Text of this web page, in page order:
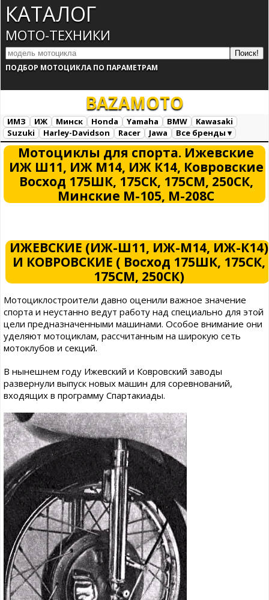
КАТАЛОГ
МОТО-ТЕХНИКИ
ПОДБОР МОТОЦИКЛА ПО ПАРАМЕТРАМ
BAZAMOTO
ИМЗ ИЖ Минск Honda Yamaha BMW
Kawasaki
Suzuki
Harley-Davidson Racer Jawa
Все бренды ▾
Все марки
Загрузка...
Мотоциклы для спорта. Ижевские
ИЖ Ш11, ИЖ М14, ИЖ К14, Ковровские
Восход 175ШК, 175СК, 175СМ, 250СК,
Минские М-105, М-208С
ИЖЕВСКИЕ (ИЖ-Ш11, ИЖ-М14, ИЖ-К14)
И КОВРОВСКИЕ ( Восход 175ШК, 175СК,
175СМ, 250СК)
Мотоциклостроители давно оценили важное значение
спорта и неустанно ведут работу над специально для этой
цели предназначенными машинами. Особое внимание они
уделяют мотоциклам, рассчитанным на широкую сеть
мотоклубов и секций.
В нынешнем году Ижевский и Ковровский заводы
развернули выпуск новых машин для соревнований,
входящих в программу Спартакиады.